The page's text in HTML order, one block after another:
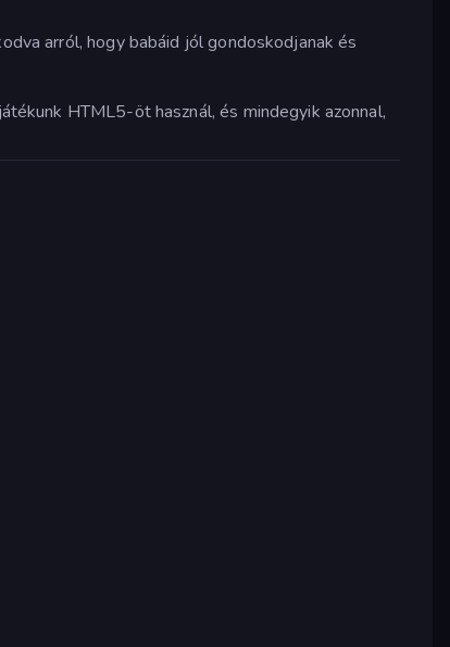
arról, hogy babáid jól gondoskodjanak és
HTML5-öt használ, és mindegyik azonnal,